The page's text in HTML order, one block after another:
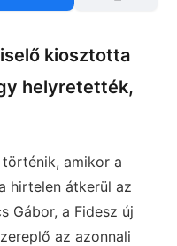
kiosztotta
helyretették,
amikor a
hirtelen átkerül az
Gábor, a Fidesz új
az azonnali